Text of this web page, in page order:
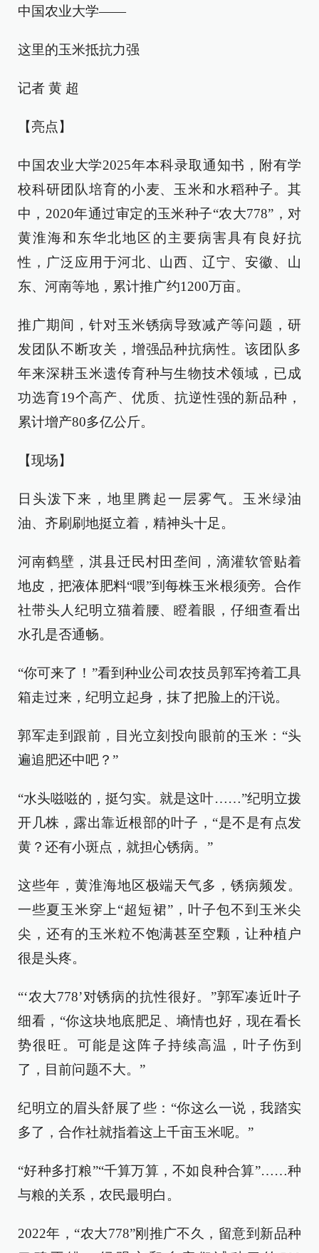
中国农业大学——
这里的玉米抵抗力强
记者 黄 超
【亮点】
中国农业大学2025年本科录取通知书，附有学
校科研团队培育的小麦、玉米和水稻种子。其
中，2020年通过审定的玉米种子“农大778”，对
黄淮海和东华北地区的主要病害具有良好抗
性，广泛应用于河北、山西、辽宁、安徽、山
东、河南等地，累计推广约1200万亩。
推广期间，针对玉米锈病导致减产等问题，研
发团队不断攻关，增强品种抗病性。该团队多
年来深耕玉米遗传育种与生物技术领域，已成
功选育19个高产、优质、抗逆性强的新品种，
累计增产80多亿公斤。
【现场】
日头泼下来，地里腾起一层雾气。玉米绿油
油、齐刷刷地挺立着，精神头十足。
河南鹤壁，淇县迁民村田垄间，滴灌软管贴着
地皮，把液体肥料“喂”到每株玉米根须旁。合作
社带头人纪明立猫着腰、瞪着眼，仔细查看出
水孔是否通畅。
“你可来了！”看到种业公司农技员郭军挎着工具
箱走过来，纪明立起身，抹了把脸上的汗说。
郭军走到跟前，目光立刻投向眼前的玉米：“头
遍追肥还中吧？”
“水头嗞嗞的，挺匀实。就是这叶……”纪明立拨
开几株，露出靠近根部的叶子，“是不是有点发
黄？还有小斑点，就担心锈病。”
这些年，黄淮海地区极端天气多，锈病频发。
一些夏玉米穿上“超短裙”，叶子包不到玉米尖
尖，还有的玉米粒不饱满甚至空颗，让种植户
很是头疼。
“‘农大778’对锈病的抗性很好。”郭军凑近叶子
细看，“你这块地底肥足、墒情也好，现在看长
势很旺。可能是这阵子持续高温，叶子伤到
了，目前问题不大。”
纪明立的眉头舒展了些：“你这么一说，我踏实
多了，合作社就指着这上千亩玉米呢。”
“好种多打粮”“千算万算，不如良种合算”……种
与粮的关系，农民最明白。
2022年，“农大778”刚推广不久，留意到新品种